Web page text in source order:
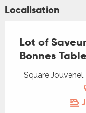
Localisation
Lot of
Bonnes
Square